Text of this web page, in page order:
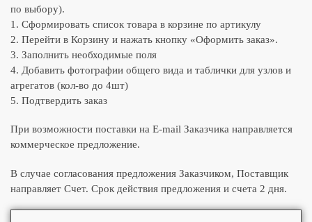
по выбору).
1. Сформировать список товара в корзине по артикулу
2. Перейти в Корзину и нажать кнопку «Оформить заказ».
3. Заполнить необходимые поля
4. Добавить фотографии общего вида и таблички для узлов и
агрегатов (кол-во до 4шт)
5. Подтвердить заказ
При возможности поставки на E-mail Заказчика направляется
коммерческое предложение.
В случае согласования предложения Заказчиком, Поставщик
направляет Счет. Срок действия предложения и счета 2 дня.